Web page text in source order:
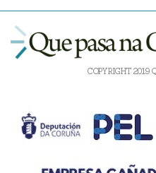
COPYRIGHT 2019